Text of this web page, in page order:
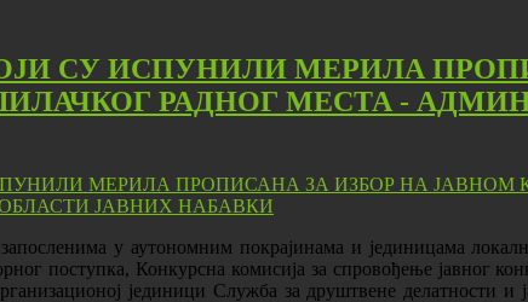
СУ ИСПУНИЛИ МЕРИЛА
РАДНОГ МЕСТА -
у аутономним покрајинама и јединицама
поступка, Конкурсна комисија за спровођење јавног
јединици Служба за друштвене делатности